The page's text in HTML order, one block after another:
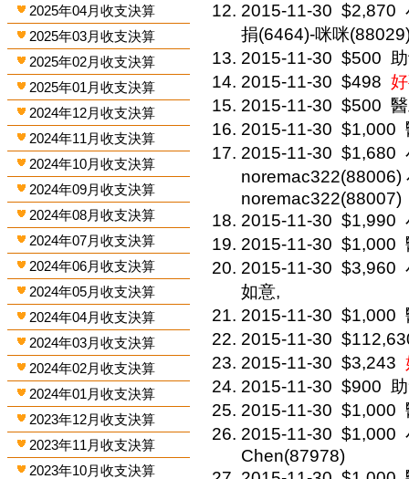
2025年04月收支決算
2025年03月收支決算
2025年02月收支決算
2025年01月收支決算
2024年12月收支決算
2024年11月收支決算
2024年10月收支決算
2024年09月收支決算
2024年08月收支決算
2024年07月收支決算
2024年06月收支決算
2024年05月收支決算
2024年04月收支決算
2024年03月收支決算
2024年02月收支決算
2024年01月收支決算
2023年12月收支決算
2023年11月收支決算
2023年10月收支決算
2015-11-30 $2,870
捐(6464)-咪咪
2015-11-30 $500
2015-11-30 $498
2015-11-30 $500
2015-11-30 $1,000
2015-11-30 $1,680
noremac322(88006)
noremac322(88007)
2015-11-30 $1,990
2015-11-30 $1,000
2015-11-30 $3,960
如意,
2015-11-30 $1,000
2015-11-30
2015-11-30 $3,243
2015-11-30 $900
2015-11-30 $1,000
2015-11-30 $1,000
Chen(87978)